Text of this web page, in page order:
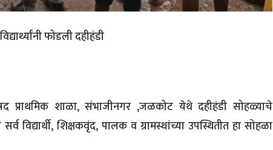
फोडली दहीहंडी
प्राथमिक शाळा, संभाजीनगर ,जळकोट येथे दहीहंडी सोहळ्याचे
शिक्षकवृंद, पालक व ग्रामस्थांच्या उपस्थितीत हा सोहळा